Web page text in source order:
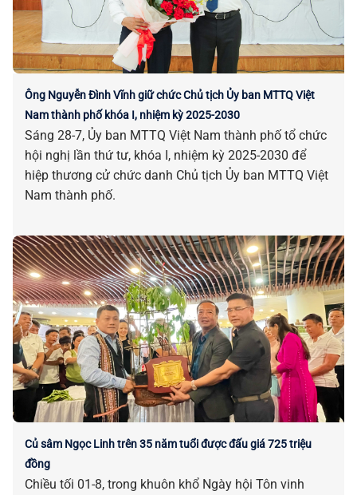
Ông Nguyễn Đình Vĩnh giữ chức Chủ tịch Ủy ban MTTQ Việt
Nam thành phố khóa I, nhiệm kỳ 2025-2030
Sáng 28-7, Ủy ban MTTQ Việt Nam thành phố tổ chức
hội nghị lần thứ tư, khóa I, nhiệm kỳ 2025-2030 để
hiệp thương cử chức danh Chủ tịch Ủy ban MTTQ Việt
Nam thành phố.
Củ sâm Ngọc Linh trên 35 năm tuổi được đấu giá 725 triệu
đồng
Chiều tối 01-8, trong khuôn khổ Ngày hội Tôn vinh